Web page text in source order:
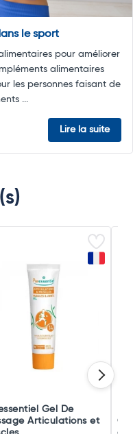
le sport
pour améliorer
alimentaires
les personnes faisant de
...
Lire la suite
Gel De
Articulations et